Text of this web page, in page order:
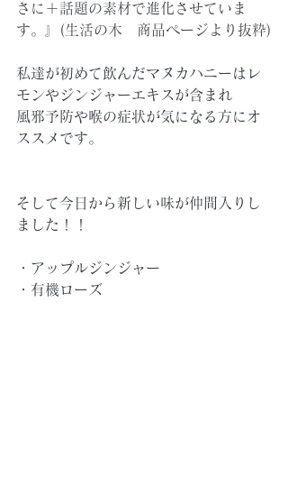
さに＋話題の素材で進化させていま
す。』(生活の木　商品ページより抜粋)
私達が初めて飲んだマヌカハニーはレ
モンやジンジャーエキスが含まれ
風邪予防や喉の症状が気になる方にオ
ススメです。
そして今日から新しい味が仲間入りし
ました！！
・アップルジンジャー
・有機ローズ